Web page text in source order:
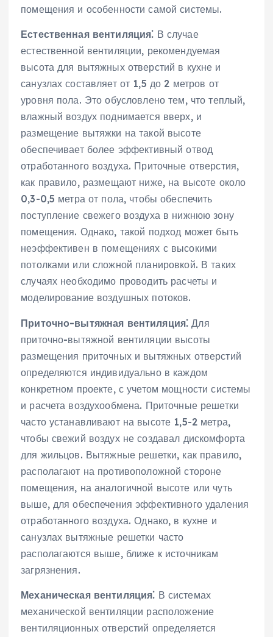
помещения и особенности самой системы.
Естественная вентиляция⁚ В случае
естественной вентиляции‚ рекомендуемая
высота для вытяжных отверстий в кухне и
санузлах составляет от 1‚5 до 2 метров от
уровня пола. Это обусловлено тем‚ что теплый‚
влажный воздух поднимается вверх‚ и
размещение вытяжки на такой высоте
обеспечивает более эффективный отвод
отработанного воздуха. Приточные отверстия‚
как правило‚ размещают ниже‚ на высоте около
0‚3-0‚5 метра от пола‚ чтобы обеспечить
поступление свежего воздуха в нижнюю зону
помещения. Однако‚ такой подход может быть
неэффективен в помещениях с высокими
потолками или сложной планировкой. В таких
случаях необходимо проводить расчеты и
моделирование воздушных потоков.
Приточно-вытяжная вентиляция⁚ Для
приточно-вытяжной вентиляции высоты
размещения приточных и вытяжных отверстий
определяются индивидуально в каждом
конкретном проекте‚ с учетом мощности системы
и расчета воздухообмена. Приточные решетки
часто устанавливают на высоте 1‚5-2 метра‚
чтобы свежий воздух не создавал дискомфорта
для жильцов. Вытяжные решетки‚ как правило‚
располагают на противоположной стороне
помещения‚ на аналогичной высоте или чуть
выше‚ для обеспечения эффективного удаления
отработанного воздуха. Однако‚ в кухне и
санузлах вытяжные решетки часто
располагаются выше‚ ближе к источникам
загрязнения.
Механическая вентиляция⁚ В системах
механической вентиляции расположение
вентиляционных отверстий определяется